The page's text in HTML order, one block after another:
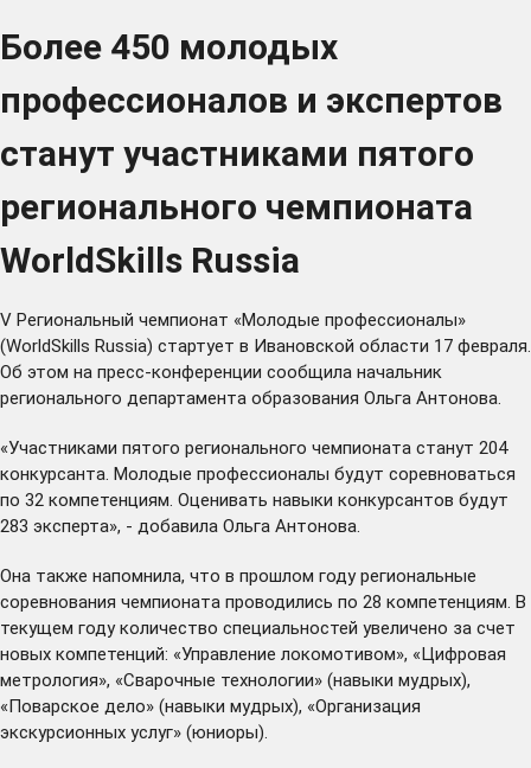
Более 450 молодых
профессионалов и экспертов
станут участниками пятого
регионального чемпионата
WorldSkills Russia
V Региональный чемпионат «Молодые профессионалы»
(WorldSkills Russia) стартует в Ивановской области 17 февраля.
Об этом на пресс-конференции сообщила начальник
регионального департамента образования Ольга Антонова.
«Участниками пятого регионального чемпионата станут 204
конкурсанта. Молодые профессионалы будут соревноваться
по 32 компетенциям. Оценивать навыки конкурсантов будут
283 эксперта», - добавила Ольга Антонова.
Она также напомнила, что в прошлом году региональные
соревнования чемпионата проводились по 28 компетенциям. В
текущем году количество специальностей увеличено за счет
новых компетенций: «Управление локомотивом», «Цифровая
метрология», «Сварочные технологии» (навыки мудрых),
«Поварское дело» (навыки мудрых), «Организация
экскурсионных услуг» (юниоры).